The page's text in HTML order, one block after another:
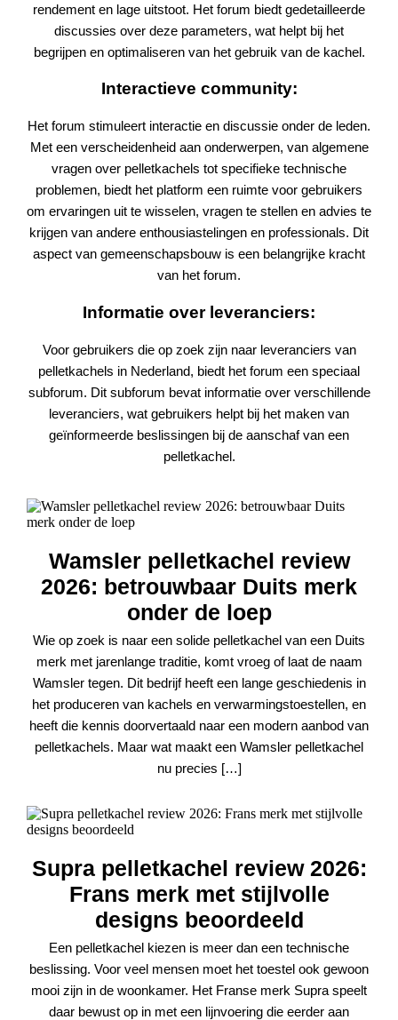
rendement en lage uitstoot. Het forum biedt gedetailleerde
discussies over deze parameters, wat helpt bij het
begrijpen en optimaliseren van het gebruik van de kachel.
Interactieve community:
Het forum stimuleert interactie en discussie onder de leden.
Met een verscheidenheid aan onderwerpen, van algemene
vragen over pelletkachels tot specifieke technische
problemen, biedt het platform een ruimte voor gebruikers
om ervaringen uit te wisselen, vragen te stellen en advies te
krijgen van andere enthousiastelingen en professionals. Dit
aspect van gemeenschapsbouw is een belangrijke kracht
van het forum.
Informatie over leveranciers:
Voor gebruikers die op zoek zijn naar leveranciers van
pelletkachels in Nederland, biedt het forum een speciaal
subforum. Dit subforum bevat informatie over verschillende
leveranciers, wat gebruikers helpt bij het maken van
geïnformeerde beslissingen bij de aanschaf van een
pelletkachel.
Wamsler pelletkachel review
2026: betrouwbaar Duits merk
onder de loep
Wie op zoek is naar een solide pelletkachel van een Duits
merk met jarenlange traditie, komt vroeg of laat de naam
Wamsler tegen. Dit bedrijf heeft een lange geschiedenis in
het produceren van kachels en verwarmingstoestellen, en
heeft die kennis doorvertaald naar een modern aanbod van
pelletkachels. Maar wat maakt een Wamsler pelletkachel
nu precies […]
Supra pelletkachel review 2026:
Frans merk met stijlvolle
designs beoordeeld
Een pelletkachel kiezen is meer dan een technische
beslissing. Voor veel mensen moet het toestel ook gewoon
mooi zijn in de woonkamer. Het Franse merk Supra speelt
daar bewust op in met een lijnvoering die eerder aan